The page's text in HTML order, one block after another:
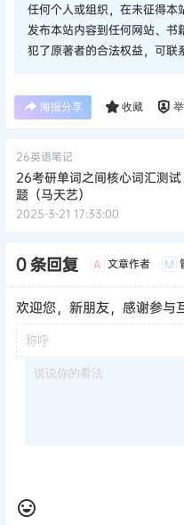
任何个人或组织，在未征得本
发布本站内容到任何网站、书
犯了原著者的合法权益，可联
海报分享 收藏
26英语笔记
26考研单词之间核心词汇测试
题（马天艺）
2025-3-21 17:33:00
0 条回复 A 文章作者 M
欢迎您，新朋友，感谢参与